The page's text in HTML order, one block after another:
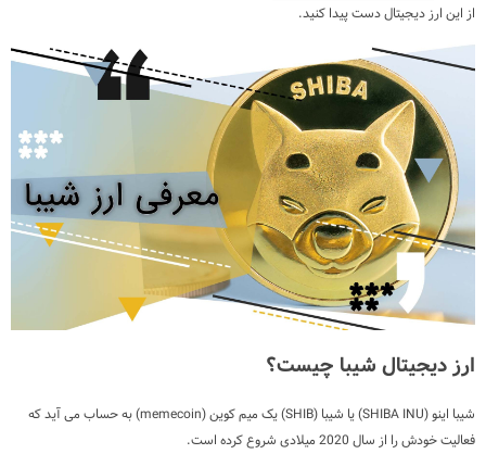
از این ارز دیجیتال دست پیدا کنید.
ارز دیجیتال شیبا چیست؟
شیبا اینو (SHIBA INU) یا شیبا (SHIB) یک میم کوین (memecoin) به حساب می آید که
فعالیت خودش را از سال 2020 میلادی شروع کرده است.